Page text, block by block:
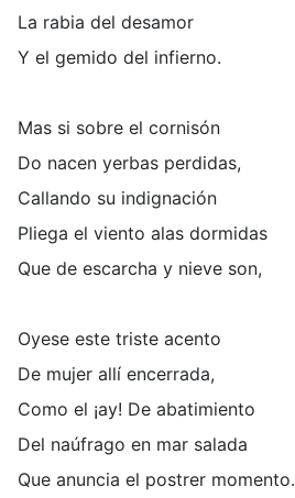
La rabia del desamor
Y el gemido del infierno.
Mas si sobre el cornisón
Do nacen yerbas perdidas,
Callando su indignación
Pliega el viento alas dormidas
Que de escarcha y nieve son,
Oyese este triste acento
De mujer allí encerrada,
Como el ¡ay! De abatimiento
Del naúfrago en mar salada
Que anuncia el postrer momento.